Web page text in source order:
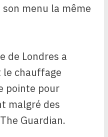
menu la même
de Londres a
le chauffage
pointe pour
malgré des
Guardian.